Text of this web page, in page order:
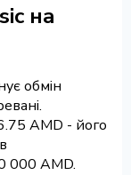
на
обмін
AMD - його
000 AMD.